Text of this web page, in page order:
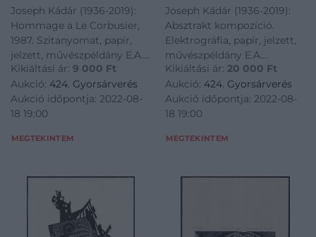
Hátoldalon a művész
pecsétjével. 13×13,5 cm
Joseph Kádár (1936-2019):
Hommage a Le Corbusier,
1987. Szitanyomat, papír,
jelzett, művészpéldány E.A.
9/10 számozással.
Hátoldalon a művész
pecsétjével. 13x13,5 cm<a
href="https://www.darabanth.com/hu/gyorsarveres/424/
Kikiáltási ár: 9 000 Ft
Aukció: 424. Gyorsárverés
Aukció időpontja: 2022-08-
18 19:00
MEGTEKINTEM
Hátoldalon a művész
pecsétjével. 26,5×18,5
cm
Joseph Kádár (1936-2019):
Absztrakt kompozíció.
Elektrográfia, papír, jelzett,
művészpéldány E.A.
jelzéssel. Hátoldalon a
művész pecsétjével.
26,5x18,5 cm<a
href="https://
Kikiáltási ár: 20 000 Ft
Aukció: 424. Gyorsárverés
Aukció időpontja: 2022-08-
18 19:00
MEGTEKINTEM